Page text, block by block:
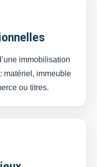
immobilisation
matériel, immeuble
ou titres.